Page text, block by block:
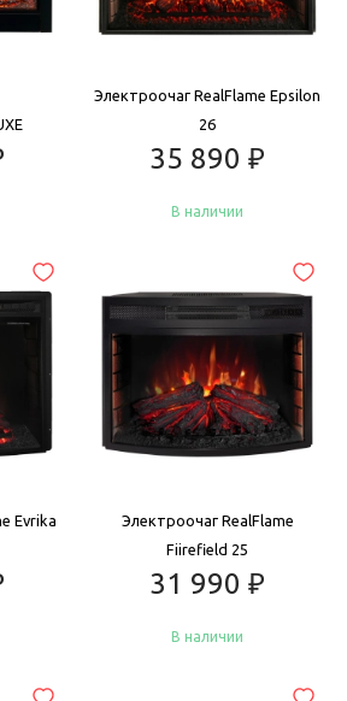
Электроочаг RealFlame Epsilon
26
35 890 ₽
В наличии
Купить
Evrika
Электроочаг RealFlame
Fiirefield 25
31 990 ₽
В наличии